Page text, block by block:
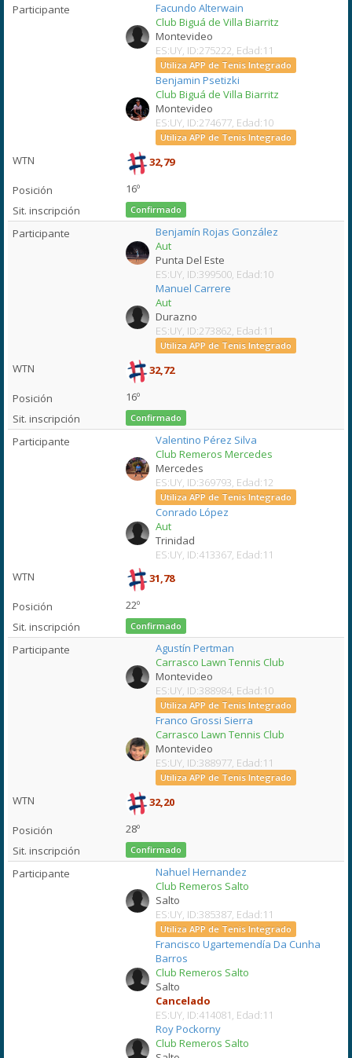
Facundo Alterwain
Club Biguá de Villa Biarritz
Montevideo
ES:UY, ID:275222, Edad:11
Utiliza APP de Tenis Integrado
Benjamin Psetizki
Club Biguá de Villa Biarritz
Montevideo
ES:UY, ID:274677, Edad:10
Utiliza APP de Tenis Integrado
32,79
16º
Confirmado
Benjamín Rojas González
Aut
Punta Del Este
ES:UY, ID:399500, Edad:10
Manuel Carrere
Aut
Durazno
ES:UY, ID:273862, Edad:11
Utiliza APP de Tenis Integrado
32,72
16º
Confirmado
Valentino Pérez Silva
Club Remeros Mercedes
Mercedes
ES:UY, ID:369793, Edad:12
Utiliza APP de Tenis Integrado
Conrado López
Aut
Trinidad
ES:UY, ID:413367, Edad:11
31,78
22º
Confirmado
Agustín Pertman
Carrasco Lawn Tennis Club
Montevideo
ES:UY, ID:388984, Edad:10
Utiliza APP de Tenis Integrado
Franco Grossi Sierra
Carrasco Lawn Tennis Club
Montevideo
ES:UY, ID:388977, Edad:11
Utiliza APP de Tenis Integrado
32,20
28º
Confirmado
Nahuel Hernandez
Club Remeros Salto
Salto
ES:UY, ID:385387, Edad:11
Utiliza APP de Tenis Integrado
Francisco Ugartemendía Da Cunha
Barros
Club Remeros Salto
Salto
Cancelado
ES:UY, ID:414081, Edad:11
Roy Pockorny
Club Remeros Salto